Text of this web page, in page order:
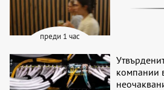
преди 1 час
компании